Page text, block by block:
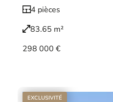
4 pièces
83.65 m²
298 000 €
EXCLUSIVITÉ